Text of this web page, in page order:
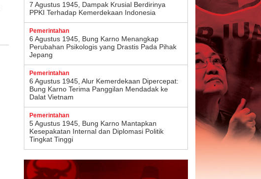
7 Agustus 1945, Dampak Krusial Berdirinya
PPKI Terhadap Kemerdekaan Indonesia
Pemerintahan
6 Agustus 1945, Bung Karno Menangkap
Perubahan Psikologis yang Drastis Pada Pihak
Jepang
Pemerintahan
6 Agustus 1945, Alur Kemerdekaan Dipercepat:
Bung Karno Terima Panggilan Mendadak ke
Dalat Vietnam
Pemerintahan
5 Agustus 1945, Bung Karno Mantapkan
Kesepakatan Internal dan Diplomasi Politik
Tingkat Tinggi